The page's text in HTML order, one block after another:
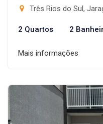
Três Rios do Sul,
2 Quartos 2
Mais informações